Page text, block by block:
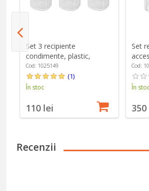
Set 3 recipiente
condimente, plastic,
"Cube" - Zwilling
Cod: 1025149
(1)
În stoc
110 lei
Set
Cod:
În
Recenzii